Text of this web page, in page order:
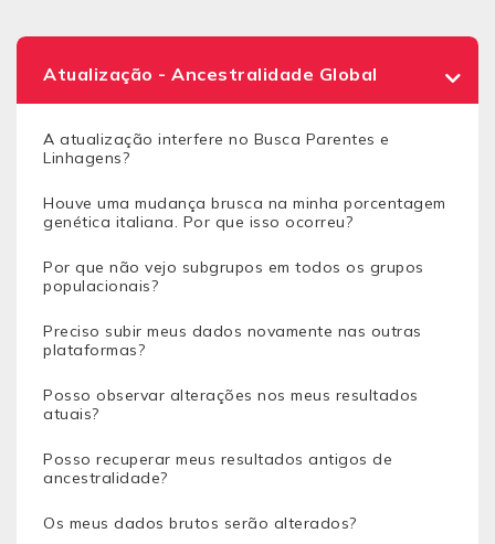
Atualização - Ancestralidade Global
A atualização interfere no Busca Parentes e
Linhagens?
Houve uma mudança brusca na minha porcentagem
genética italiana. Por que isso ocorreu?
Por que não vejo subgrupos em todos os grupos
populacionais?
Preciso subir meus dados novamente nas outras
plataformas?
Posso observar alterações nos meus resultados
atuais?
Posso recuperar meus resultados antigos de
ancestralidade?
Os meus dados brutos serão alterados?